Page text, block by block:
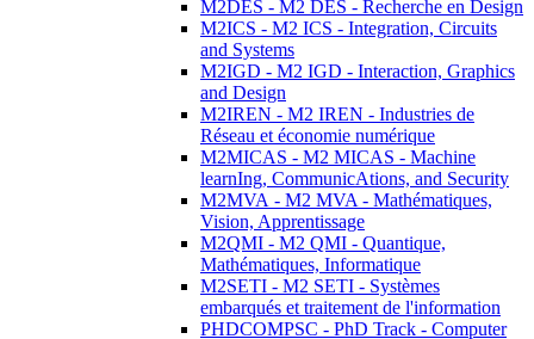
M2DES - M2 DES - Recherche en Design
M2ICS - M2 ICS - Integration, Circuits
and Systems
M2IGD - M2 IGD - Interaction, Graphics
and Design
M2IREN - M2 IREN - Industries de
Réseau et économie numérique
M2MICAS - M2 MICAS - Machine
learnIng, CommunicAtions, and Security
M2MVA - M2 MVA - Mathématiques,
Vision, Apprentissage
M2QMI - M2 QMI - Quantique,
Mathématiques, Informatique
M2SETI - M2 SETI - Systèmes
embarqués et traitement de l'information
PHDCOMPSC - PhD Track - Computer